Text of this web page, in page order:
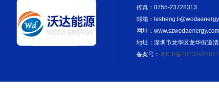
传真：0755-23728313
邮箱：
网址：www.szwodaenergy.com
地址：深圳市龙华区龙华街道
备案号： 粤ICP备2023092887